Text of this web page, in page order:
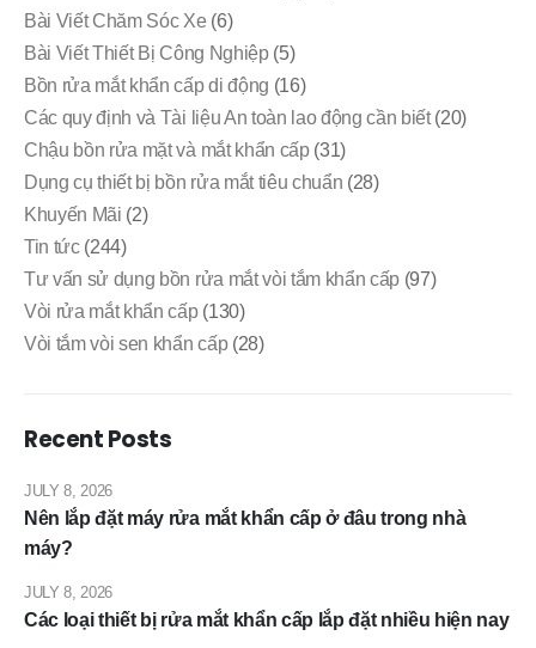
Bài Viết Chăm Sóc Xe (6)
Bài Viết Thiết Bị Công Nghiệp(5)
Bồn rửa mắt khẩn cấp di động (16)
Các quy định và Tài liệu An toàn lao động cần biết(20)
Chậu bồn rửa mặt và mắt khẩn cấp(31)
Dụng cụ thiết bị bồn rửa mắt tiêu chuẩn (28)
Khuyến Mãi (2)
Tin tức(244)
Tư vấn sử dụng bồn rửa mắt vòi tắm khẩn cấp (97)
Vòi rửa mắt khẩn cấp(130)
Vòi tắm vòi sen khẩn cấp(28)
Recent Posts
Nên lắp đặt máy rửa mắt khẩn cấp ở đâu trong nhà
máy?
JULY 8, 2026
Các loại thiết bị rửa mắt khẩn cấp lắp đặt nhiều hiện nay
JULY 8, 2026